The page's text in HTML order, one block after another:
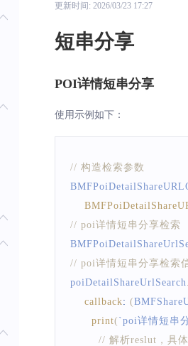
更新时间: 2026/03/23 17:27
短串分享
POI详情短串分享
使用示例如下：
// 构造检索参数
// poi详情短串分享检索
// poi详情短串分享检索
poiDetailShareUrlSearch
callback: (
print( `poi详情短串
// 解析reslut，具